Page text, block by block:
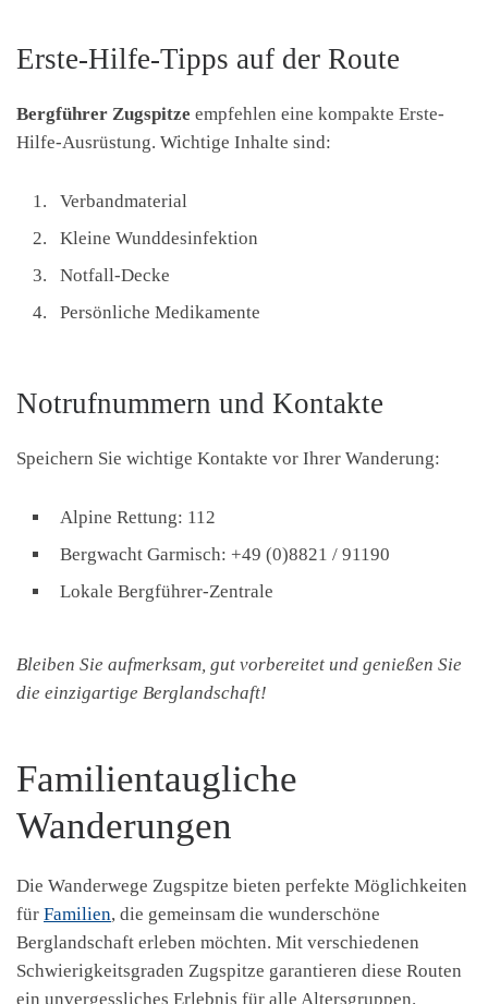
Erste-Hilfe-Tipps auf der Route
Bergführer Zugspitze empfehlen eine kompakte Erste-
Hilfe-Ausrüstung. Wichtige Inhalte sind:
Verbandmaterial
Kleine Wunddesinfektion
Notfall-Decke
Persönliche Medikamente
Notrufnummern und Kontakte
Speichern Sie wichtige Kontakte vor Ihrer Wanderung:
Alpine Rettung: 112
Bergwacht Garmisch: +49 (0)8821 / 91190
Lokale Bergführer-Zentrale
Bleiben Sie aufmerksam, gut vorbereitet und genießen Sie
die einzigartige Berglandschaft!
Familientaugliche
Wanderungen
Die Wanderwege Zugspitze bieten perfekte Möglichkeiten
für Familien, die gemeinsam die wunderschöne
Berglandschaft erleben möchten. Mit verschiedenen
Schwierigkeitsgraden Zugspitze garantieren diese Routen
ein unvergessliches Erlebnis für alle Altersgruppen.